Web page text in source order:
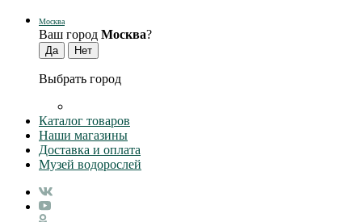
Москва
Ваш город Москва?
Выбрать город
Каталог товаров
Наши магазины
Доставка и оплата
Музей водорослей